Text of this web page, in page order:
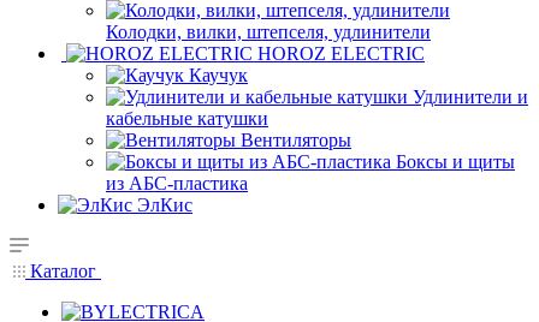
Колодки, вилки, штепселя, удлинители
HOROZ ELECTRIC
Каучук
Удлинители и
кабельные катушки
Вентиляторы
Боксы и щиты
из АБС-пластика
ЭлКис
Каталог